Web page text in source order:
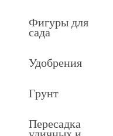
Фигуры для
сада
Удобрения
Грунт
Пересадка